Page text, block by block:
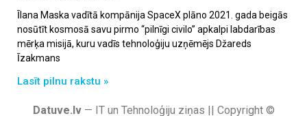
Īlana Maska vadītā kompānija SpaceX plāno 2021. gada beigās
nosūtīt kosmosā savu pirmo “pilnīgi civilo” apkalpi labdarības
mērķa misijā, kuru vadīs tehnoloģiju uzņēmējs Džareds
Īzakmans
Lasīt pilnu rakstu »
Datuve.lv— IT un Tehnoloģiju ziņas || Copyright ©